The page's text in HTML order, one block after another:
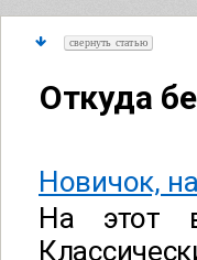
свернуть статью
Откуда
Новичок,
На этот